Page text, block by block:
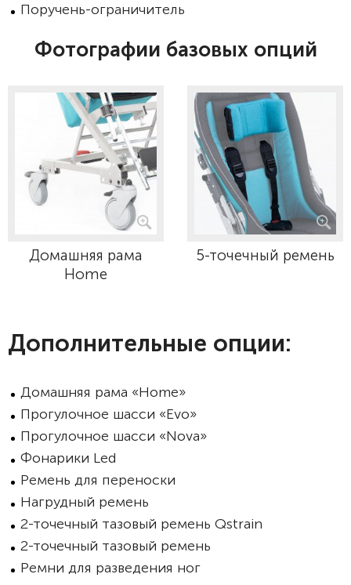
Поручень-ограничитель
Фотографии базовых опций
Домашняя рама
Home
5-точечный ремень
Дополнительные опции:
Домашняя рама «Home»
Прогулочное шасси «Evo»
Прогулочное шасси «Nova»
Фонарики Led
Ремень для переноски
Нагрудный ремень
2-точечный тазовый ремень Qstrain
2-точечный тазовый ремень
Ремни для разведения ног